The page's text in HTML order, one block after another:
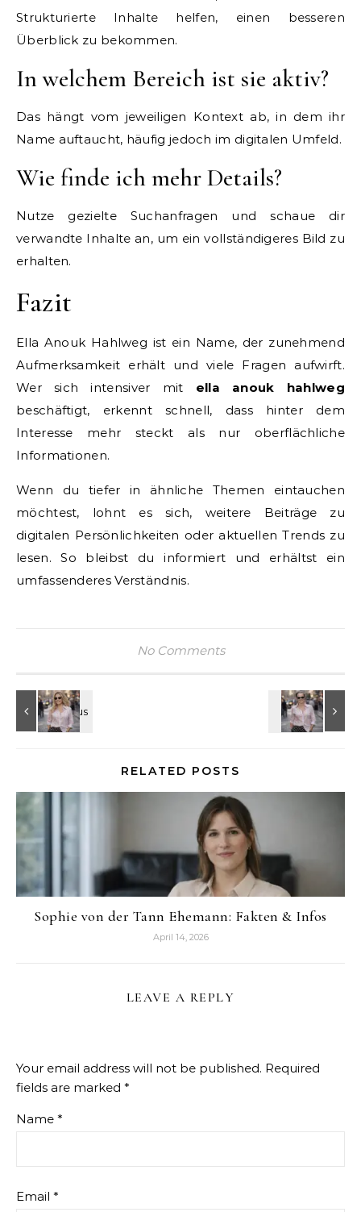
Strukturierte Inhalte helfen, einen besseren
Überblick zu bekommen.
In welchem Bereich ist sie aktiv?
Das hängt vom jeweiligen Kontext ab, in dem ihr
Name auftaucht, häufig jedoch im digitalen Umfeld.
Wie finde ich mehr Details?
Nutze gezielte Suchanfragen und schaue dir
verwandte Inhalte an, um ein vollständigeres Bild zu
erhalten.
Fazit
Ella Anouk Hahlweg ist ein Name, der zunehmend
Aufmerksamkeit erhält und viele Fragen aufwirft.
Wer sich intensiver mit ella anouk hahlweg
beschäftigt, erkennt schnell, dass hinter dem
Interesse mehr steckt als nur oberflächliche
Informationen.
Wenn du tiefer in ähnliche Themen eintauchen
möchtest, lohnt es sich, weitere Beiträge zu
digitalen Persönlichkeiten oder aktuellen Trends zu
lesen. So bleibst du informiert und erhältst ein
umfassenderes Verständnis.
No Comments
RELATED POSTS
Sophie von der Tann Ehemann: Fakten & Infos
April 14, 2026
LEAVE A REPLY
Your email address will not be published. Required
fields are marked *
Name *
Email *